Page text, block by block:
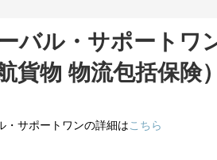
バル・サポートワ
貨物 物流包括保険）
・サポートワンの詳細はこちら